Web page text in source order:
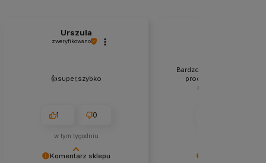
Komentarz sklepu
Urszula
zweryfikowano
👍️super,szybko
1 0
w tym tygodniu
Bardzo dokładne
produktów, dotarły w
nienaruszonym. 👍️👍️